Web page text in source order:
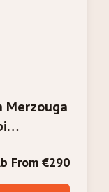
Merzouga
From €290